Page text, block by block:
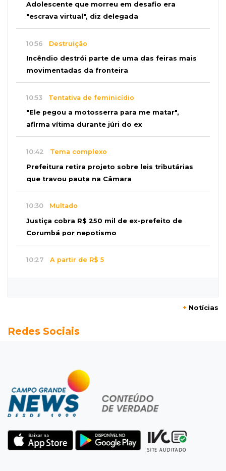
Adolescente que morreu em desafio era
"escrava virtual", diz delegada
10:56 Destruição
Incêndio destrói parte de uma das feiras mais
movimentadas da fronteira
10:53 Tentativa de feminicídio
"Ele pegou a motosserra para me matar",
afirma vítima durante júri do ex
10:42 Tema complexo
Prefeitura retira projeto sobre leis tributárias
que travou pauta na Câmara
10:30 Multado
Justiça cobra R$ 250 mil de ex-prefeito de
Corumbá por nepotismo
10:27 A partir de R$ 5
Operação mira contratos de Três Lagoas e
Túmulos são quebrados e objetos
desaparecem do Cemitério Santo Antônio
Nova lei prevê multa de até R$ 1 milhão para
quem pagar frete abaixo do mínimo
+ Notícias
Redes Sociais